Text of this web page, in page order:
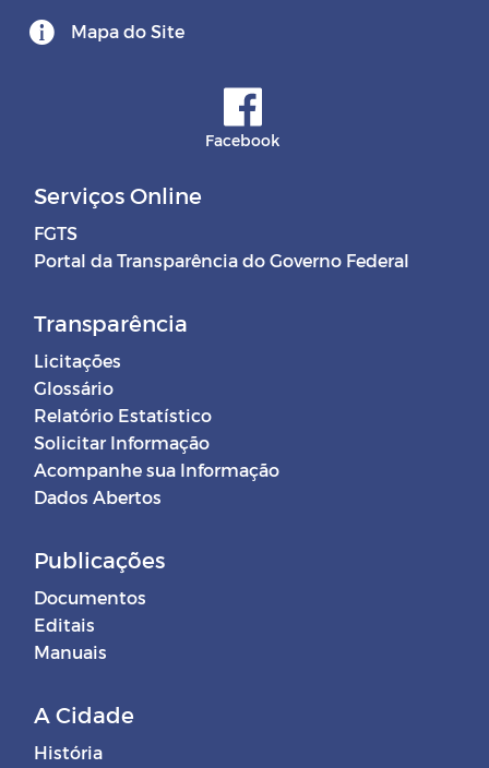
Mapa do Site
Facebook
Serviços Online
FGTS
Portal da Transparência do Governo Federal
Transparência
Licitações
Glossário
Relatório Estatístico
Solicitar Informação
Acompanhe sua Informação
Dados Abertos
Publicações
Documentos
Editais
Manuais
A Cidade
História